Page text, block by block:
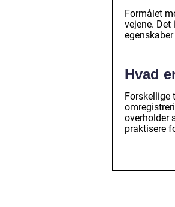
Formålet
vejene.
Hvad
Forskellige
overholder
praktisere